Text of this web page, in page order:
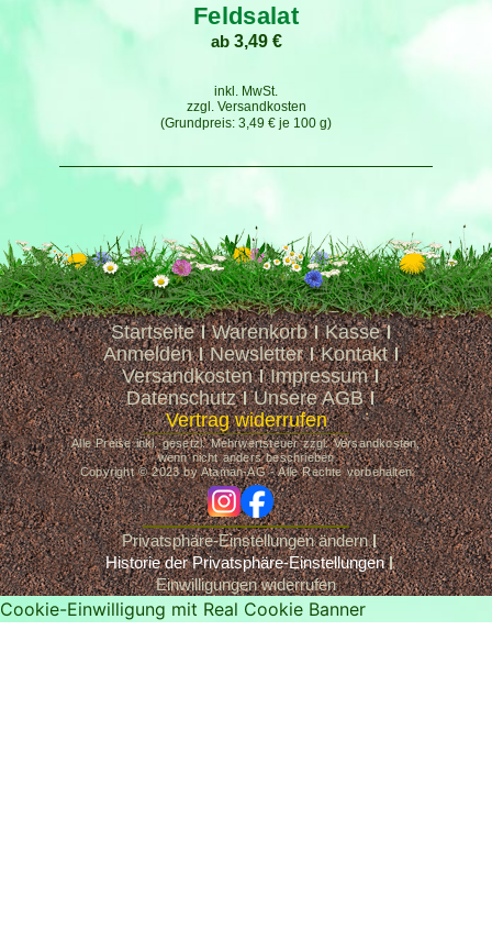
Feldsalat
ab 3,49 €
3,49 € je 100 g
inkl. MwSt.
zzgl. Versandkosten
Startseite Warenkorb
Kasse
Anmelden
Newsletter
Kontakt
Versandkosten
Impressum
Datenschutz
Unsere AGB
Vertrag widerrufen
Alle Preise inkl. gesetzl. Mehrwertsteuer zzgl. Versandkosten,
wenn nicht anders beschrieben
Copyright © 2023 by Ataman-AG - Alle Rechte vorbehalten
igfb
Privatsphäre-Einstellungen ändern
Historie der Privatsphäre-Einstellungen
Einwilligungen widerrufen
Cookie-Einwilligung mit Real Cookie Banner